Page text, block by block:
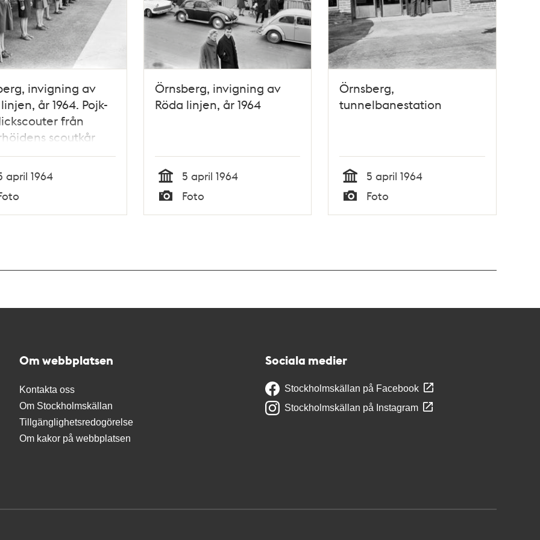
invigning av
år 1964. Pojk-
från
scoutkår
invigningståget.
april 1964
Örnsberg, invigning av
Röda linjen, år 1964
Tid
5 april 1964
Typ
Foto
Örnsberg,
tunnelbanestation
Tid
5 april 1964
Typ
Foto
Om webbplatsen
Kontakta oss
Om Stockholmskällan
Tillgänglighetsredogörelse
Om kakor på webbplatsen
Sociala medier
Stockholmskällan på Facebook
Stockholmskällan på Instagram